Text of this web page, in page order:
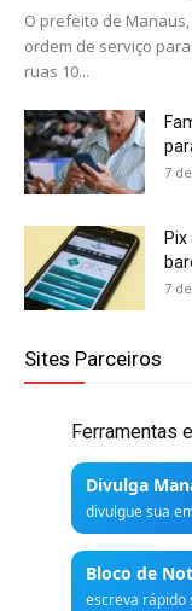
O prefeito de
ordem de serviço
ruas 10...
7
7
Sites Parceiros
Ferramentas
Divulga
divulgue sua
Bloco de
escreva rápido